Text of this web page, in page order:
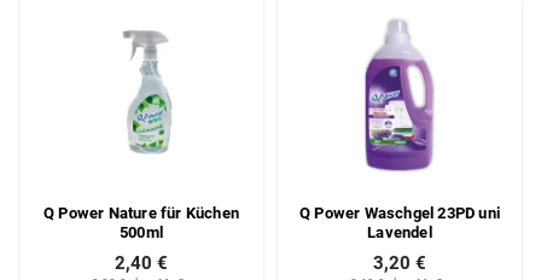
Q Power Nature für Küchen
500ml
2,40 €
Q Power Waschgel 23PD uni
Lavendel
3,20 €